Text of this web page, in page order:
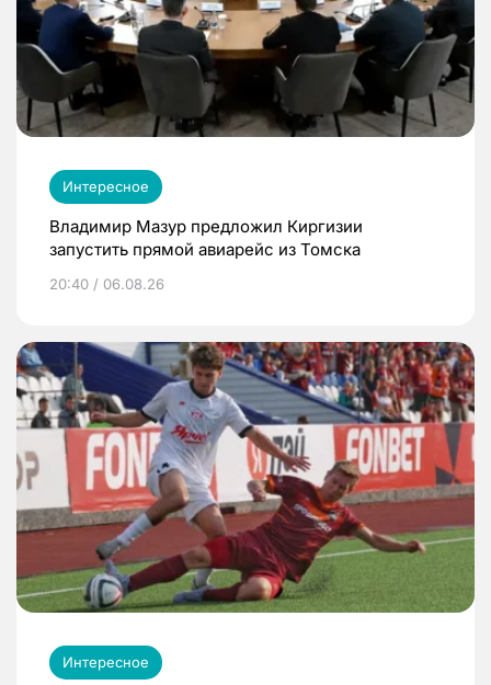
Интересное
Владимир Мазур предложил Киргизии
запустить прямой авиарейс из Томска
20:40 / 06.08.26
Интересное